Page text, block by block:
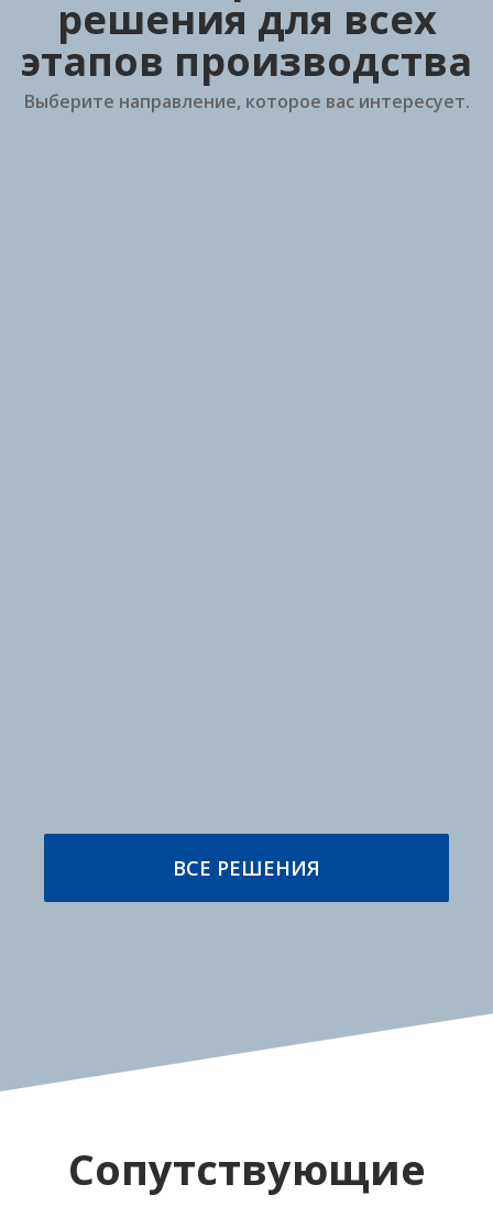
решения для всех
этапов производства
Выберите направление, которое вас интересует.
ПОДРОБНЕЕ
ВСЕ РЕШЕНИЯ
Сопутствующие